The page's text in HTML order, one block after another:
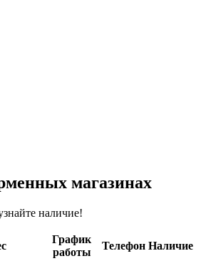
магазинах
наличие!
График
работы
Телефон Наличие